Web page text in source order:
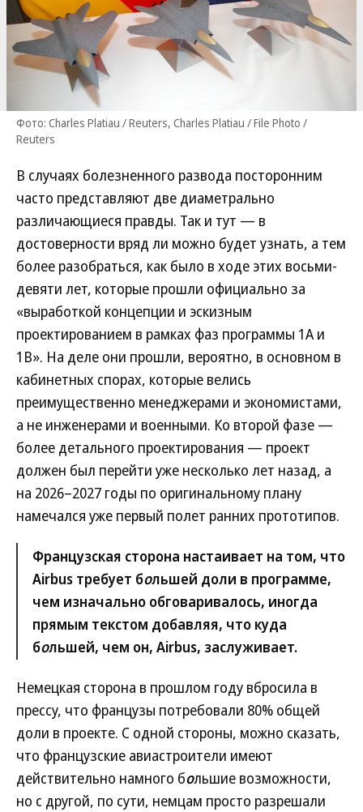
Фото: Charles Platiau / Reuters, Charles Platiau / File Photo /
Reuters
В случаях болезненного развода посторонним
часто представляют две диаметрально
различающиеся правды. Так и тут — в
достоверности вряд ли можно будет узнать, а тем
более разобраться, как было в ходе этих восьми-
девяти лет, которые прошли официально за
«выработкой концепции и эскизным
проектированием в рамках фаз программы 1A и
1B». На деле они прошли, вероятно, в основном в
кабинетных спорах, которые велись
преимущественно менеджерами и экономистами,
а не инженерами и военными. Ко второй фазе —
более детального проектирования — проект
должен был перейти уже несколько лет назад, а
на 2026–2027 годы по оригинальному плану
намечался уже первый полет ранних прототипов.
Французская сторона настаивает на том, что
Airbus требует большей доли в программе,
чем изначально обговаривалось, иногда
прямым текстом добавляя, что куда
большей, чем он, Airbus, заслуживает.
Немецкая сторона в прошлом году вбросила в
прессу, что французы потребовали 80% общей
доли в проекте. С одной стороны, можно сказать,
что французские авиастроители имеют
действительно намного большие возможности,
но с другой, по сути, немцам просто разрешали